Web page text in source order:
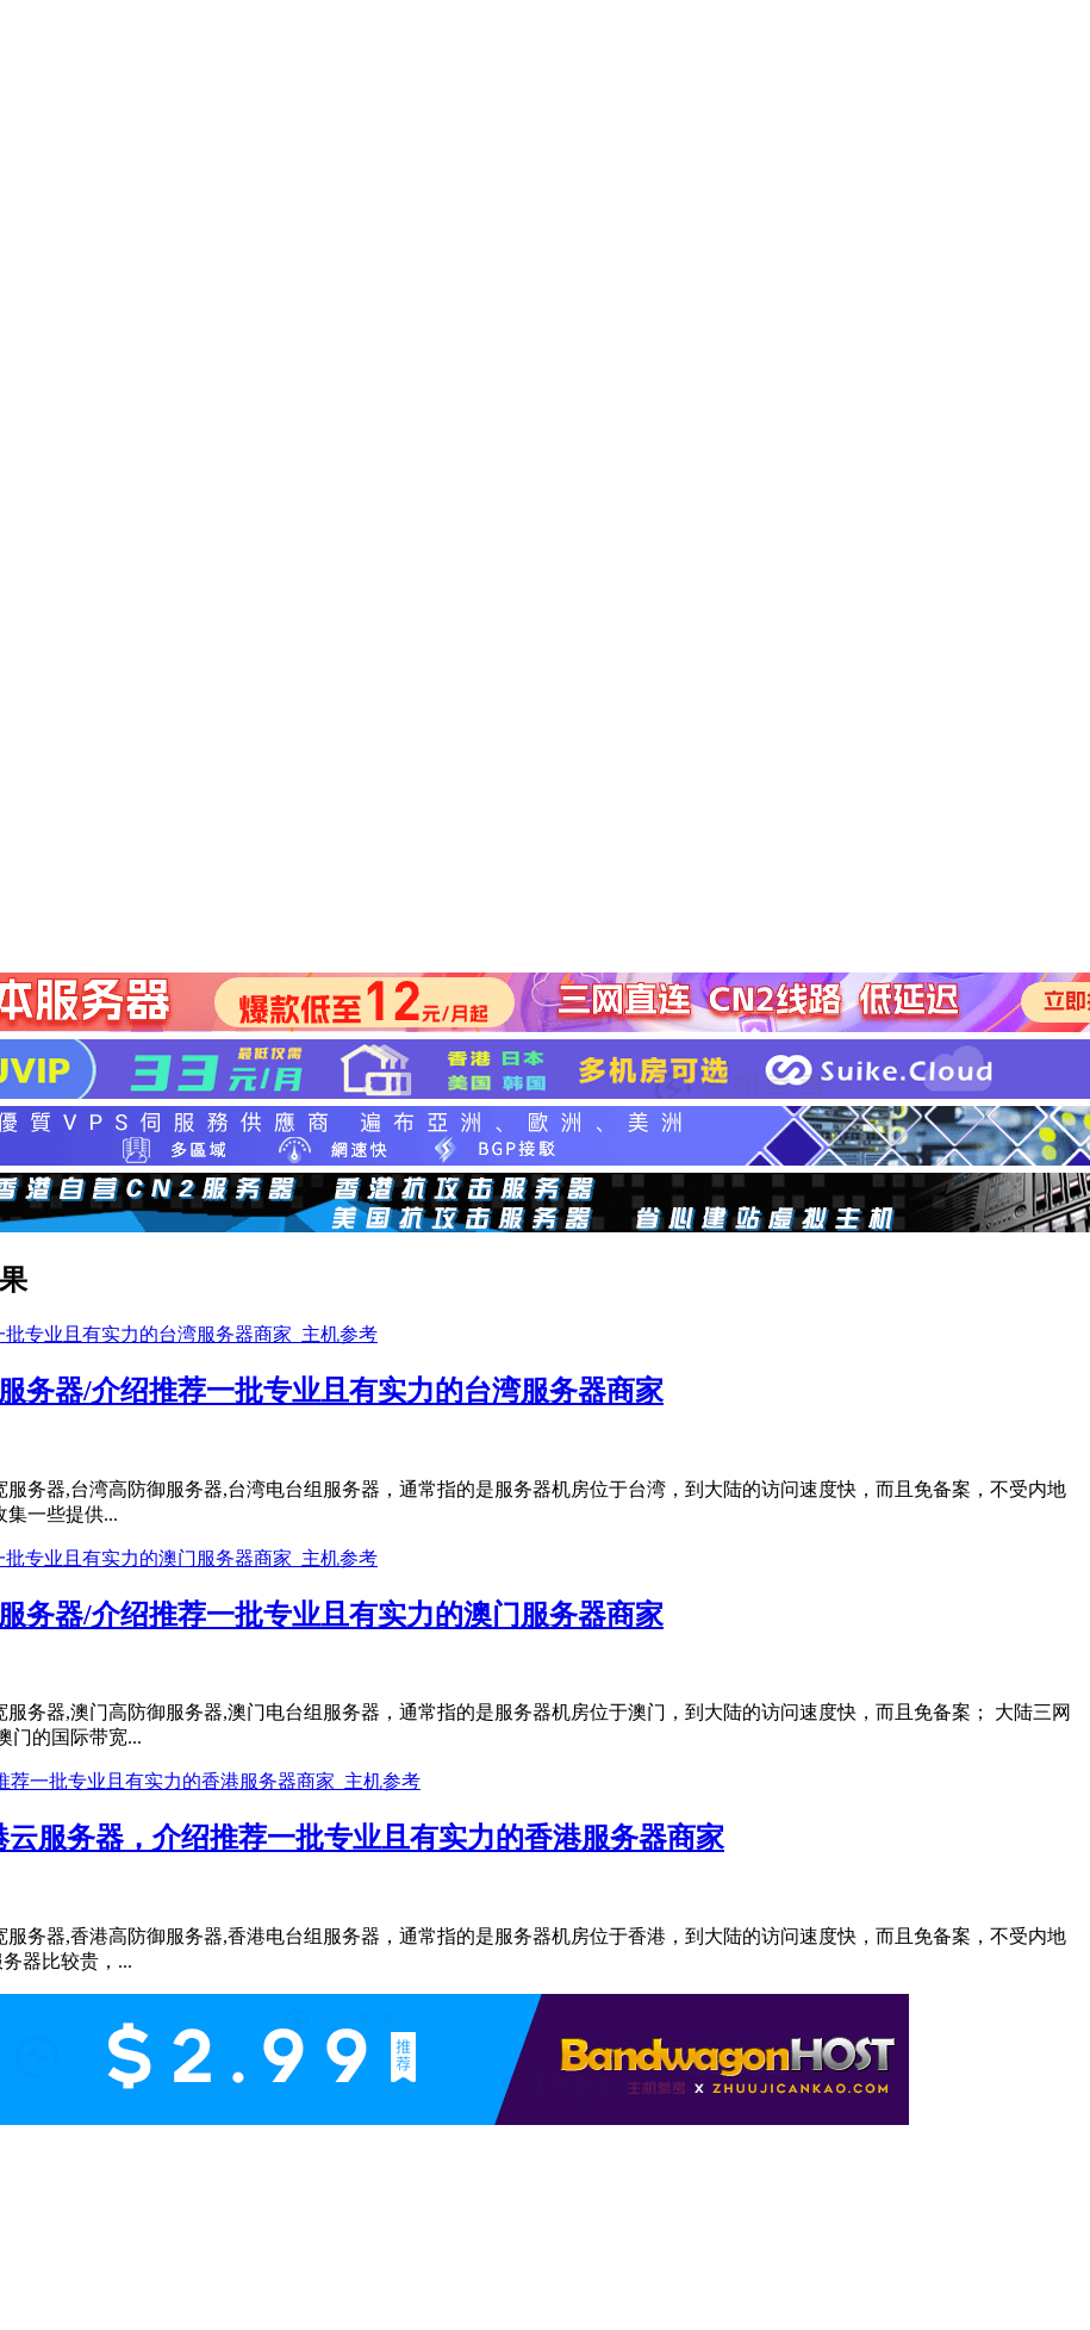
务器/介绍推荐一批专业且有实力的台湾服务器商家
务器,台湾高防御服务器,台湾电台组服务器，通常指的是服务器机房位于台湾，到大陆的访问速度快，而且免备案，不受内地
集一些提供...
务器/介绍推荐一批专业且有实力的澳门服务器商家
务器,澳门高防御服务器,澳门电台组服务器，通常指的是服务器机房位于澳门，到大陆的访问速度快，而且免备案； 大陆三网
门的国际带宽...
服务器，介绍推荐一批专业且有实力的香港服务器商家
务器,香港高防御服务器,香港电台组服务器，通常指的是服务器机房位于香港，到大陆的访问速度快，而且免备案，不受内地
器比较贵，...